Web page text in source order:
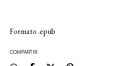
Formato .epub
COMPARTIR